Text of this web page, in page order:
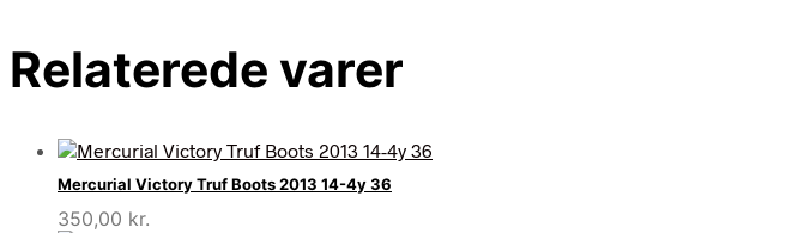
Relaterede varer
Mercurial Victory Truf Boots 2013 14-4y 36
350,00 kr.